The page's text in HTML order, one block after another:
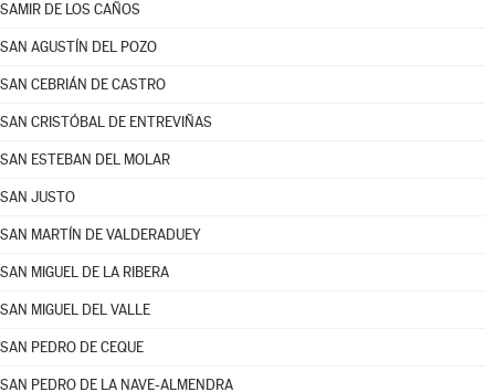
SAMIR DE LOS CAÑOS
SAN AGUSTÍN DEL POZO
SAN CEBRIÁN DE CASTRO
SAN CRISTÓBAL DE ENTREVIÑAS
SAN ESTEBAN DEL MOLAR
SAN JUSTO
SAN MARTÍN DE VALDERADUEY
SAN MIGUEL DE LA RIBERA
SAN MIGUEL DEL VALLE
SAN PEDRO DE CEQUE
SAN PEDRO DE LA NAVE-ALMENDRA